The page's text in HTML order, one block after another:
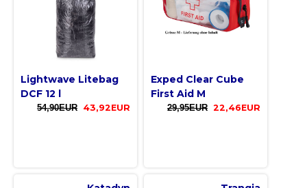
Lightwave Litebag
DCF 12 l
54,90EUR 43,92EUR
Exped Clear Cube
First Aid M
29,95EUR 22,46EUR